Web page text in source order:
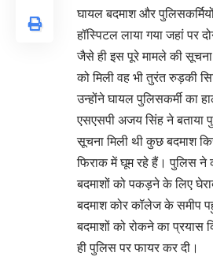
घायल बदमाश और
हॉस्पिटल लाया गया जहां पर
जैसे ही इस पूरे मामले की सूचना
को मिली वह भी तुरंत रुड़की
उन्होंने घायल पुलिसकर्मी का
एसएसपी अजय सिंह ने बताया
सूचना मिली थी कुछ बदमाश
फिराक में घूम रहे हैं। पुलिस
बदमाशों को पकड़ने के लिए
बदमाश कोर कॉलेज के समीप
बदमाशों को रोकने का प्रयास
ही पुलिस पर फायर कर दी।